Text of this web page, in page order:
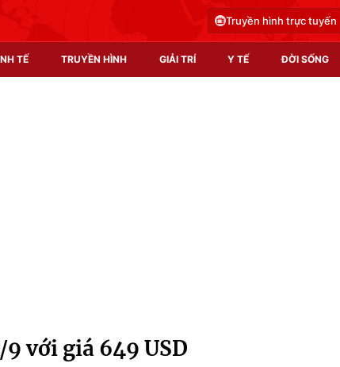
Truyền hình trực tuyến
TẾ TRUYỀN HÌNH GIẢI TRÍ Y TẾ ĐỜI SỐNG
với giá 649 USD